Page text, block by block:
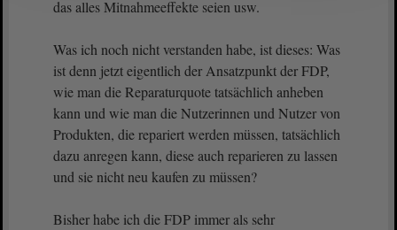
das alles Mitnahmeeffekte seien usw.
Was ich noch nicht verstanden habe, ist dieses: Was
ist denn jetzt eigentlich der Ansatzpunkt der FDP,
wie man die Reparaturquote tatsächlich anheben
kann und wie man die Nutzerinnen und Nutzer von
Produkten, die repariert werden müssen, tatsächlich
dazu anregen kann, diese auch reparieren zu lassen
und sie nicht neu kaufen zu müssen?
Bisher habe ich die FDP immer als sehr